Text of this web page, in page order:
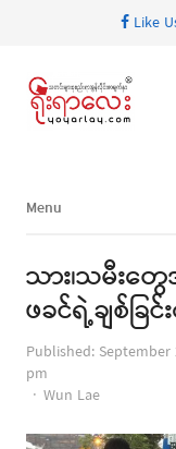
Like
Menu
Menu
သား၊သမီးတွေ
ဖခင်ရဲ့ချစ်ခြင်
Published: September
pm
Author
Wun Lae